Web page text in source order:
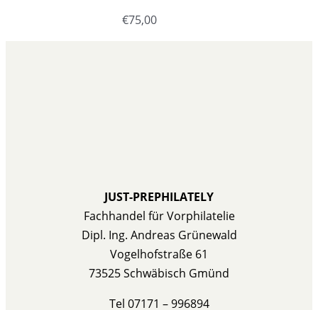
€75,00
JUST-PREPHILATELY
Fachhandel für Vorphilatelie
Dipl. Ing. Andreas Grünewald
Vogelhofstraße 61
73525 Schwäbisch Gmünd
Tel 07171 – 996894